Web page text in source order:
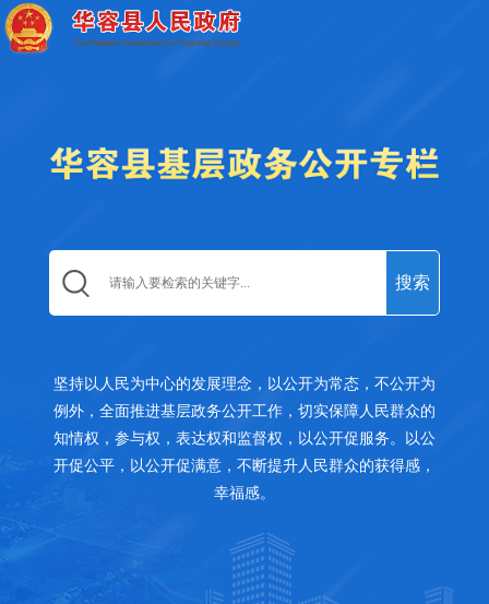
坚持以人民为中心的发展理念，以公开为常态，不公开为
例外，全面推进基层政务公开工作，切实保障人民群众的
知情权，参与权，表达权和监督权，以公开促服务。以公
开促公平，以公开促满意，不断提升人民群众的获得感，
幸福感。